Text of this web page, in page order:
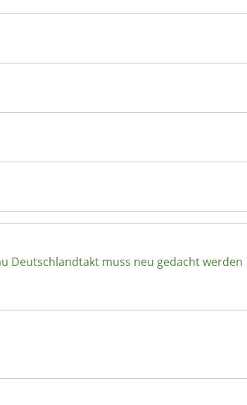
Deutschlandtakt muss neu gedacht werden